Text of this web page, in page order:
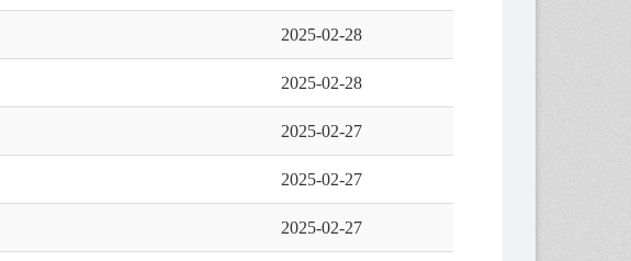
2025-02-28
2025-02-28
2025-02-27
2025-02-27
2025-02-27